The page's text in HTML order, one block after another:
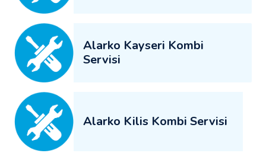
Alarko Kayseri Kombi
Servisi
Alarko Kilis Kombi Servisi